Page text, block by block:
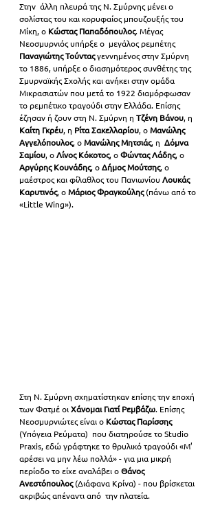
Στην  άλλη πλευρά της Ν. Σμύρνης μένει ο
σολίστας του και κορυφαίος μπουζουξής του
Μίκη, ο Κώστας Παπαδόπουλος. Μέγας
Νεοσμυρνιός υπήρξε ο  μεγάλος ρεμπέτης
Παναγιώτης Τούντας γεννημένος στην Σμύρνη
το 1886, υπήρξε ο διασημότερος συνθέτης της
Σμυρναϊκής Σχολής και ανήκει στην ομάδα
Μικρασιατών που μετά το 1922 διαμόρφωσαν
το ρεμπέτικο τραγούδι στην Ελλάδα. Επίσης
έζησαν ή ζουν στη Ν. Σμύρνη η Τζένη Βάνου, η
Καίτη Γκρέυ, η Ρίτα Σακελλαρίου, ο Μανώλης
Αγγελόπουλος, ο Μανώλης Μητσιάς, η Δόμνα
Σαμίου, ο Λίνος Κόκοτος, ο Φώντας Λάδης, ο
Αργύρης Κουνάδης, ο Δήμος Μούτσης, ο
μαέστρος και φίλαθλος του Πανιωνίου Λουκάς
Καρυτινός, ο Μάριος Φραγκούλης (πάνω από το
«Little Wing»).
Στη Ν. Σμύρνη σχηματίστηκαν επίσης την εποχή
των Φατμέ οι Χάνομαι Γιατί Ρεμβάζω. Επίσης
Νεοσμυρνιώτες είναι o Κώστας Παρίσσης
(Υπόγεια Ρεύματα)  που διατηρούσε το Studio
Praxis, εδώ γράφτηκε το θρυλικό τραγούδι «Μ’
αρέσει να μην λέω πολλά» - για μια μικρή
περίοδο το είχε αναλάβει ο Θάνος
Ανεστόπουλος (Διάφανα Κρίνα) - που βρίσκεται
ακριβώς απέναντι από  την πλατεία.